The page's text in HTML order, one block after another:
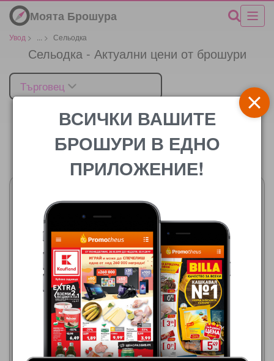
Моята Брошура
Увод > > Сельодка
Сельодка - Актуални цени от брошури
Търговец
Цената
Фантастико
06.08.2026 - 12.08.2026
Сельодка VICI
МЕТРО
01.07.2026 - 31.08.2026
3,14 €
ВСИЧКИ ВАШИТЕ
БРОШУРИ В ЕДНО
ПРИЛОЖЕНИЕ!